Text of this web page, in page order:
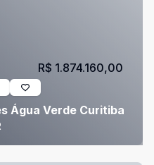
Água Verde Curitiba
R$ 1.874.160,00